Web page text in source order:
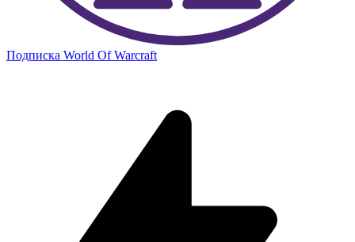
Подписка World Of Warcraft